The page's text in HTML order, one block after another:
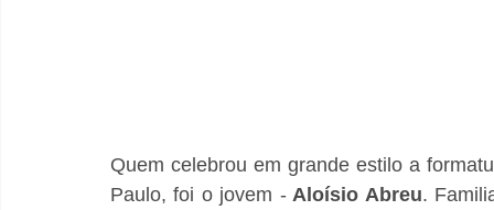
Quem celebrou em grande estilo a
Paulo, foi o jovem - Aloísio Abreu.